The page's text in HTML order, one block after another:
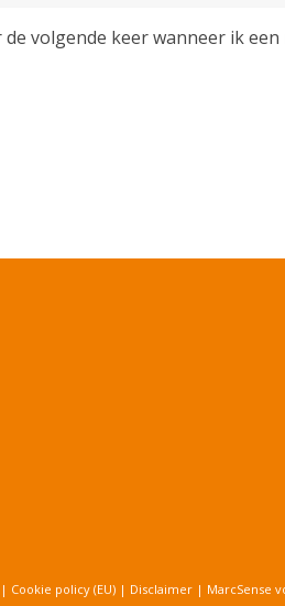
volgende keer wanneer ik een
| Cookie policy (EU) | Disclaimer | MarcSense